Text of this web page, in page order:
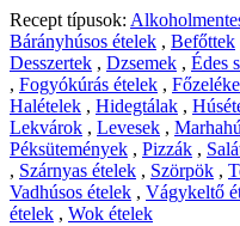
Recept típusok:
Bárányhúsos ételek , Befőttek
Desszertek , Dzsemek , Édes
, Fogyókúrás ételek ,
Halételek , Hidegtálak ,
Lekvárok , Levesek ,
Péksütemények , Pizzák ,
, Szárnyas ételek , Szörpök ,
Vadhúsos ételek , Vágykeltő
ételek , Wok ételek